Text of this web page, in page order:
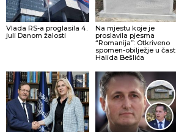
Vlada RS-a proglasila 4.
juli Danom žalosti
Na mjestu koje je
proslavila pjesma
“Romanija”: Otkriveno
spomen-obilježje u čast
Halida Bešlića